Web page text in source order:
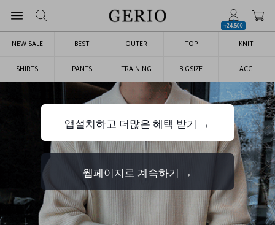
+24,500
NEW SALE BEST OUTER TOP KNIT
SHIRTS PANTS TRAINING BIGSIZE ACC
앱설치하고 더많은 혜택 받기 →
웹페이지로 계속하기 →